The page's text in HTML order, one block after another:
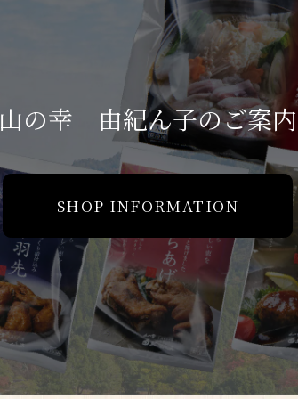
山の幸 由紀ん子のご案内
SHOP INFORMATION